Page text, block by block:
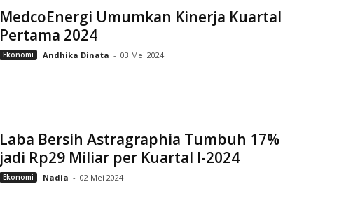
MedcoEnergi Umumkan Kinerja Kuartal
Pertama 2024
Ekonomi Andhika Dinata - 03 Mei 2024
Laba Bersih Astragraphia Tumbuh 17%
jadi Rp29 Miliar per Kuartal I-2024
Ekonomi Nadia - 02 Mei 2024